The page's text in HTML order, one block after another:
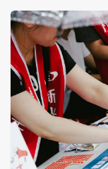
育，晚間還會
5日下午2時，
業行銷推廣活
化資產、社區
感受台南獨特的文化魅
將統籌台南市
於9月28日至
辦一至兩日的
風貌。台南市
夠喚醒人們對
的經濟發展，
力量，計畫期
他們能夠積極參與
別設計了「數
美館的數位典
（AI）技術，
活動。活動的
的魅力，還透
合作共生場域
找到屬於自己的位置。 「藝
通過藝術作為
驗與多樣化的